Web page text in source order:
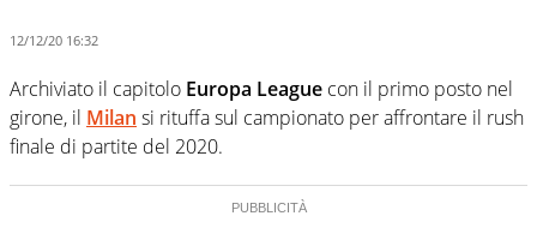
12/12/20 16:32
Archiviato il capitolo Europa League con il primo posto nel
girone, il Milan si rituffa sul campionato per affrontare il rush
finale di partite del 2020.